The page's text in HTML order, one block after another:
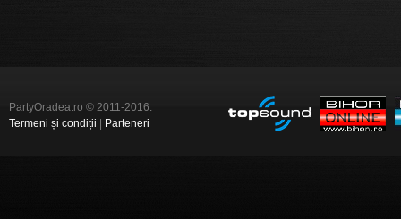
PartyOradea.ro © 2011-2016.
Termeni și condiții
Parteneri